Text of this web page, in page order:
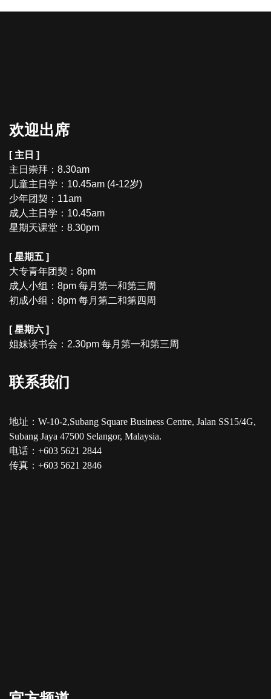
欢迎出席
[ 主日 ]
主日崇拜：8.30am
儿童主日学：10.45am (4-12岁)
少年团契：11am
成人主日学：10.45am
星期天课堂：8.30pm
[ 星期五 ]
大专青年团契：8pm
成人小组：8pm 每月第一和第三周
初成小组：8pm 每月第二和第四周
[ 星期六 ]
姐妹读书会：2.30pm 每月第一和第三周
联系我们
地址：W-10-2,Subang Square Business Centre, Jalan SS15/4G,
Subang Jaya 47500 Selangor, Malaysia.
电话：+603 5621 2844
传真：+603 5621 2846